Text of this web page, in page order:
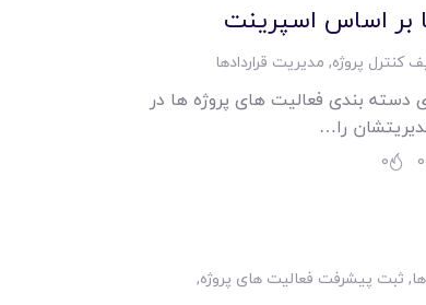
بر اساس اسپرینت
کنترل پروژه, مدیریت قراردادها
دسته بندی فعالیت های پروژه ها در
را…
0
0
, ثبت پیشرفت فعالیت های پروژه,